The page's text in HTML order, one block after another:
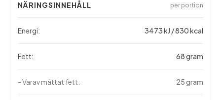
NÄRINGSINNEHÅLL per portion
Energi: 3473 kJ / 830 kcal
Fett: 68 gram
- Varav mättat fett: 25 gram